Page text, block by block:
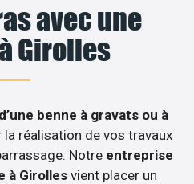
avec une
Girolles
benne à gravats ou à
la réalisation de vos travaux
Notre entreprise
à Girolles vient placer un